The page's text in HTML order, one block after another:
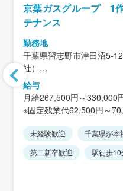
京葉ガスグループ 1
テナンス
勤務地
千葉県習志野市津田沼5-
社）
＜アクセス＞「京成津田
徒歩14分
※直行直帰の場合もあり。
※転勤は一切ありません。
給与
月給267,500円～330,000
※固定残業代62,500円～
※年齢・経験により変動あ
ましょう！
未経験歓迎 千葉県が本
第二新卒歓迎
駅徒歩10